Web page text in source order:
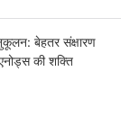
बेहतर संक्षारण
की शक्ति